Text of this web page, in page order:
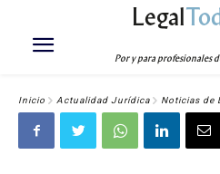
Legal
Por y para profesionales
Inicio Actualidad Jurídica Noticias de